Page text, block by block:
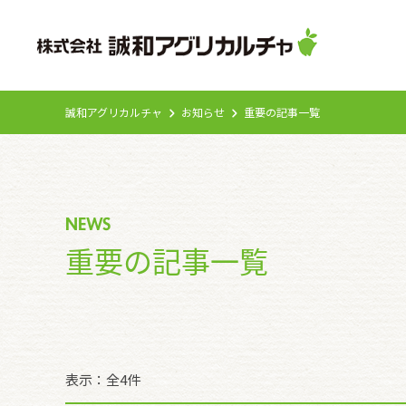
誠和アグリカルチャ お知らせ 重要の記事一覧
NEWS
重要の記事一覧
表示：全4件